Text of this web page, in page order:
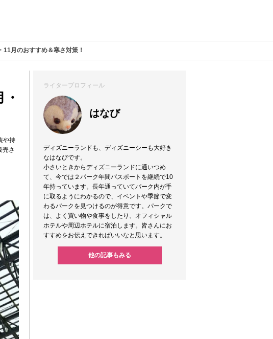
11月のおすすめ＆寒さ対策！
や持
売さ
ライタープロフィール
はなび
ディズニーランドも、ディズニーシーも大好き
なはなびです。
小さいときからディズニーランドに通いつめ
て、今では２パーク年間パスポートを継続で10
年持っています。長年通っていてパーク内が手
に取るようにわかるので、イベントや季節で変
わるパークを見つけるのが得意です。パークで
は、よく買い物や食事をしたり、オフィシャル
ホテルや周辺ホテルに宿泊します。皆さんにお
すすめをお伝えできればいいなと思います。
他の記事もみる